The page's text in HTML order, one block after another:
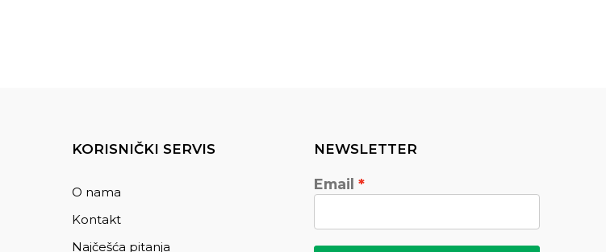
KORISNIČKI SERVIS
O nama
Kontakt
Najčešća pitanja
NEWSLETTER
Email